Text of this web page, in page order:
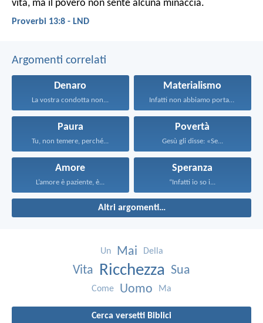
vita, ma il povero non sente alcuna minaccia.
Proverbi 13:8 - LND
Argomenti correlati
Denaro
La vostra condotta non...
Materialismo
Infatti non abbiamo portato...
Paura
Tu, non temere, perché...
Povertà
Gesù gli disse: «Se...
Amore
L’amore è paziente, è...
Speranza
“Infatti io so i...
Altri argomenti…
Un Mai Della
Vita Ricchezza Sua
Come Uomo Ma
Cerca versetti Biblici